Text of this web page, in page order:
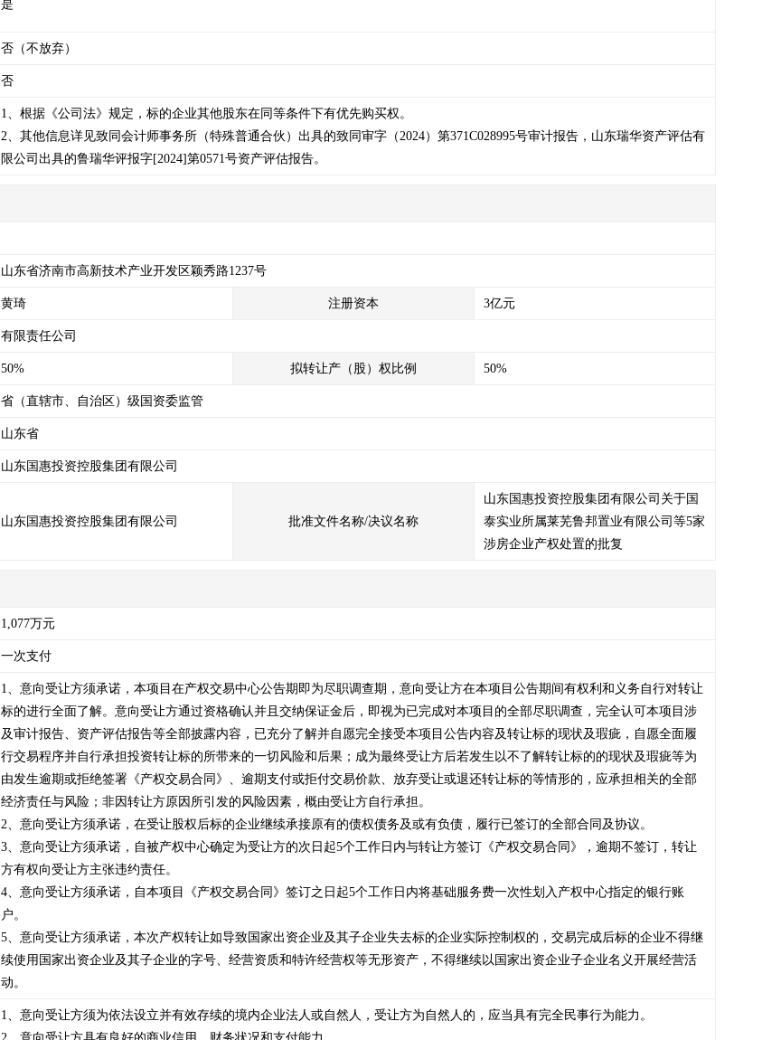
是
否（不放弃）
否
1、根据《公司法》规定，标的企业其他股东在同等条件下有优先购买权。
2、其他信息详见致同会计师事务所（特殊普通合伙）出具的致同审字（2024）第371C028995号审计报告，山东瑞华资产评估有
限公司出具的鲁瑞华评报字[2024]第0571号资产评估报告。
山东省济南市高新技术产业开发区颖秀路1237号
黄琦 注册资本 3亿元
有限责任公司
50% 拟转让产（股）权比例 50%
省（直辖市、自治区）级国资委监管
山东省
山东国惠投资控股集团有限公司
山东国惠投资控股集团有限公司 批准文件名称/决议名称
山东国惠投资控股集团有限公司关于国
泰实业所属莱芜鲁邦置业有限公司等5家
涉房企业产权处置的批复
1,077万元
一次支付
1、意向受让方须承诺，本项目在产权交易中心公告期即为尽职调查期，意向受让方在本项目公告期间有权利和义务自行对转让
标的进行全面了解。意向受让方通过资格确认并且交纳保证金后，即视为已完成对本项目的全部尽职调查，完全认可本项目涉
及审计报告、资产评估报告等全部披露内容，已充分了解并自愿完全接受本项目公告内容及转让标的现状及瑕疵，自愿全面履
行交易程序并自行承担投资转让标的所带来的一切风险和后果；成为最终受让方后若发生以不了解转让标的的现状及瑕疵等为
由发生逾期或拒绝签署《产权交易合同》、逾期支付或拒付交易价款、放弃受让或退还转让标的等情形的，应承担相关的全部
经济责任与风险；非因转让方原因所引发的风险因素，概由受让方自行承担。
2、意向受让方须承诺，在受让股权后标的企业继续承接原有的债权债务及或有负债，履行已签订的全部合同及协议。
3、意向受让方须承诺，自被产权中心确定为受让方的次日起5个工作日内与转让方签订《产权交易合同》，逾期不签订，转让
方有权向受让方主张违约责任。
4、意向受让方须承诺，自本项目《产权交易合同》签订之日起5个工作日内将基础服务费一次性划入产权中心指定的银行账
户。
5、意向受让方须承诺，本次产权转让如导致国家出资企业及其子企业失去标的企业实际控制权的，交易完成后标的企业不得继
续使用国家出资企业及其子企业的字号、经营资质和特许经营权等无形资产，不得继续以国家出资企业子企业名义开展经营活
动。
1、意向受让方须为依法设立并有效存续的境内企业法人或自然人，受让方为自然人的，应当具有完全民事行为能力。